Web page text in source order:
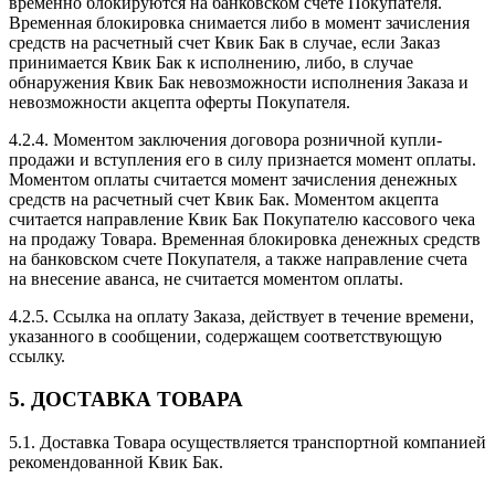
Временная блокировка снимается либо в момент зачисления
средств на расчетный счет Квик Бак в случае, если Заказ
принимается Квик Бак к исполнению, либо, в случае
обнаружения Квик Бак невозможности исполнения Заказа и
невозможности акцепта оферты Покупателя.
4.2.4. Моментом заключения договора розничной купли-
продажи и вступления его в силу признается момент оплаты.
Моментом оплаты считается момент зачисления денежных
средств на расчетный счет Квик Бак. Моментом акцепта
считается направление Квик Бак Покупателю кассового чека
на продажу Товара. Временная блокировка денежных средств
на банковском счете Покупателя, а также направление счета
на внесение аванса, не считается моментом оплаты.
4.2.5. Ссылка на оплату Заказа, действует в течение времени,
указанного в сообщении, содержащем соответствующую
ссылку.
5. ДОСТАВКА ТОВАРА
5.1. Доставка Товара осуществляется транспортной компанией
рекомендованной Квик Бак.